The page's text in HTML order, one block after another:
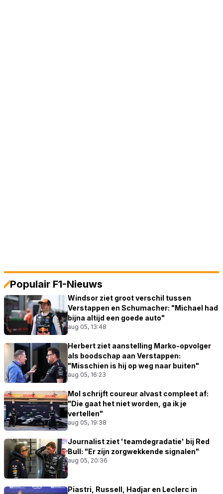
Populair F1-Nieuws
Windsor ziet groot verschil tussen
Verstappen en Schumacher: "Michael had
bijna altijd een goede auto"
aug 05, 13:48
Herbert ziet aanstelling Marko-opvolger
als boodschap aan Verstappen:
"Misschien is hij op weg naar buiten"
aug 05, 16:23
Mol schrijft coureur alvast compleet af:
"Die gaat het niet worden, ga ik je
vertellen"
aug 05, 19:38
Journalist ziet 'teamdegradatie' bij Red
Bull: "Er zijn zorgwekkende signalen"
aug 05, 20:36
Piastri, Russell, Hadjar en Leclerc in